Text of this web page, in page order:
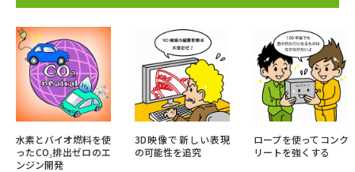
水素とバイオ燃料を使
ったCO₂排出ゼロのエ
ンジン開発
3D映像で新しい表現
の可能性を追究
ロープを使ってコンク
リートを強くする